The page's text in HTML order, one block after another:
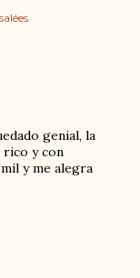
genial, la
rico y con
y me alegra